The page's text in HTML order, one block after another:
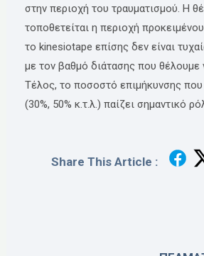
στην περιοχή του τραυματισμού. Η
τοποθετείται η περιοχή
το kinesiotape επίσης δεν είναι
με τον βαθμό διάτασης που
Τέλος, το ποσοστό επιμήκυνσης που
(30%, 50% κ.τ.λ.) παίζει σημαντικό
Share This Article :